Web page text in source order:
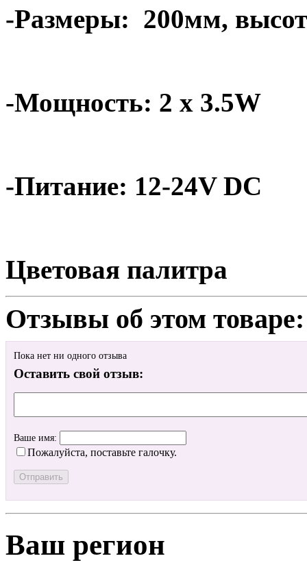
-Размеры: 200мм,
-Мощность: 2 x 3.5W
-Питание: 12-24V DC
Цветовая палитра
Отзывы об этом товаре:
Пока нет ни одного отзыва
Оставить свой отзыв:
Ваше имя:
Пожалуйста, поставьте галочку.
Ваш регион